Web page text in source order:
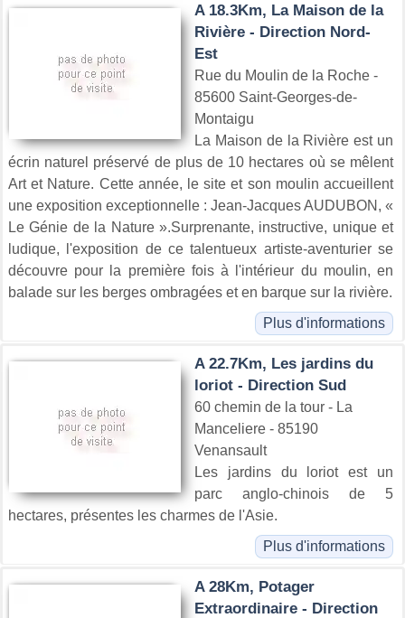
A 18.3Km, La Maison de la
Rivière - Direction Nord-
Est
Rue du Moulin de la Roche -
85600 Saint-Georges-de-
Montaigu
La Maison de la Rivière est un
écrin naturel préservé de plus de 10 hectares où se mêlent
Art et Nature. Cette année, le site et son moulin accueillent
une exposition exceptionnelle : Jean-Jacques AUDUBON, «
Le Génie de la Nature ».Surprenante, instructive, unique et
ludique, l'exposition de ce talentueux artiste-aventurier se
découvre pour la première fois à l'intérieur du moulin, en
balade sur les berges ombragées et en barque sur la rivière.
Plus d'informations
A 22.7Km, Les jardins du
loriot - Direction Sud
60 chemin de la tour - La
Manceliere - 85190
Venansault
Les jardins du loriot est un
parc anglo-chinois de 5
hectares, présentes les charmes de l'Asie.
Plus d'informations
A 28Km, Potager
Extraordinaire - Direction